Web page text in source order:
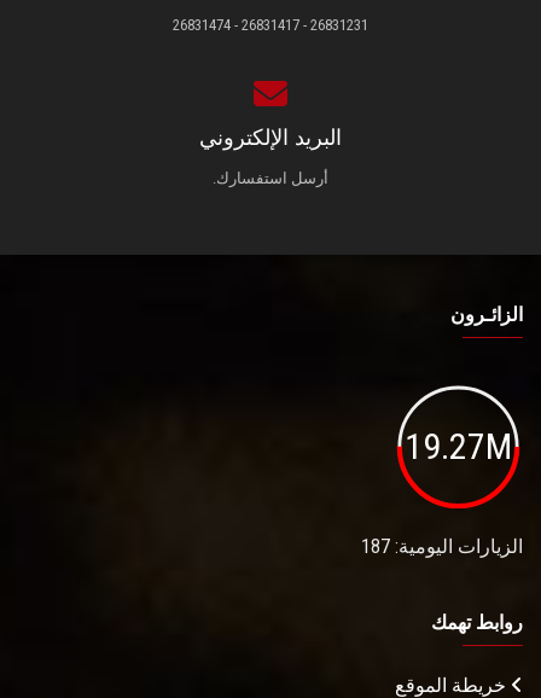
26831231 - 26831417 - 26831474
البريد الإلكتروني
أرسل استفسارك.
الزائـرون
19.27M
الزيارات اليومية: 187
روابط تهمك
خريطة الموقع